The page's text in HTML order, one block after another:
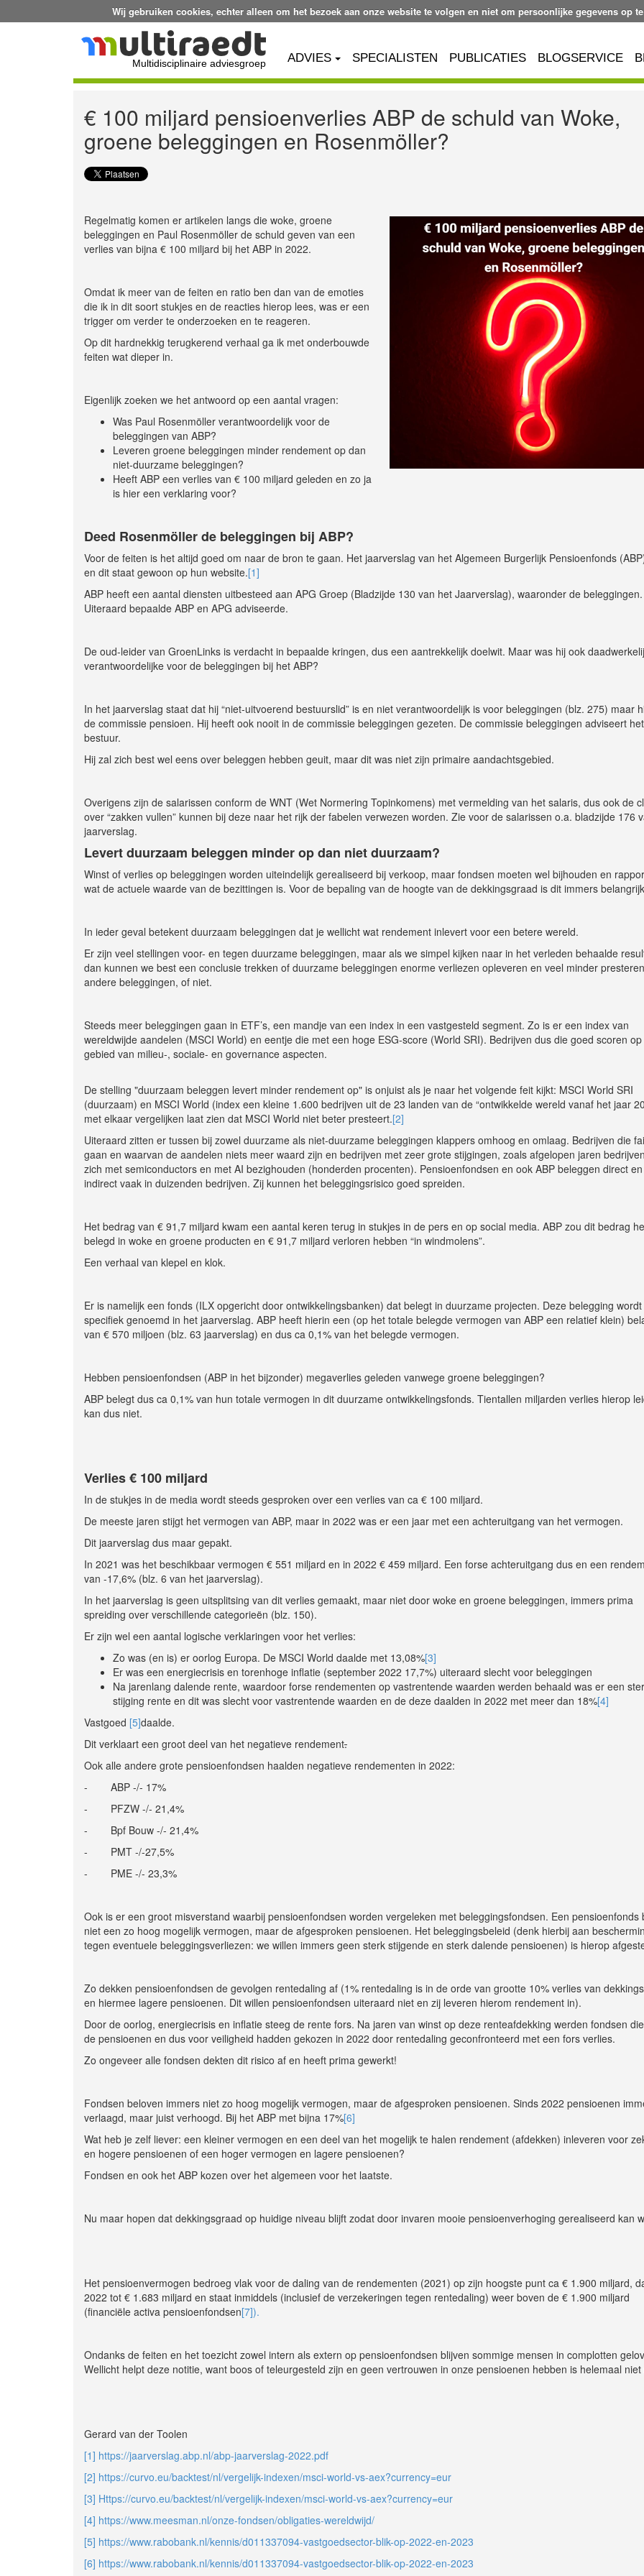
Wij gebruiken cookies, echter alleen om het bezoek aan onze website te volgen en niet om persoonlijke gegevens op
Multidisciplinaire adviesgroep ADVIES SPECIALISTEN PUBLICATIES BLOGSERVICE
€ 100 miljard pensioenverlies ABP de schuld van Woke,
groene beleggingen en Rosenmöller?
Regelmatig komen er artikelen langs die woke, groene
beleggingen en Paul Rosenmöller de schuld geven van een
verlies van bijna € 100 miljard bij het ABP in 2022.
Omdat ik meer van de feiten en ratio ben dan van de emoties
die ik in dit soort stukjes en de reacties hierop lees, was er een
trigger om verder te onderzoeken en te reageren.
Op dit hardnekkig terugkerend verhaal ga ik met onderbouwde
feiten wat dieper in.
Eigenlijk zoeken we het antwoord op een aantal vragen:
Was Paul Rosenmöller verantwoordelijk voor de
beleggingen van ABP?
Leveren groene beleggingen minder rendement op dan
niet-duurzame beleggingen?
Heeft ABP een verlies van € 100 miljard geleden en zo ja
is hier een verklaring voor?
Deed Rosenmöller de beleggingen bij ABP?
Voor de feiten is het altijd goed om naar de bron te gaan. Het jaarverslag van het Algemeen Burgerlijk Pensioenfonds
en dit staat gewoon op hun website.[1]
ABP heeft een aantal diensten uitbesteed aan APG Groep (Bladzijde 130 van het Jaarverslag), waaronder de beleggingen.
Uiteraard bepaalde ABP en APG adviseerde.
De oud-leider van GroenLinks is verdacht in bepaalde kringen, dus een aantrekkelijk doelwit. Maar was hij ook
verantwoordelijke voor de beleggingen bij het ABP?
In het jaarverslag staat dat hij “niet-uitvoerend bestuurslid” is en niet verantwoordelijk is voor beleggingen (blz. 275) maar
de commissie pensioen. Hij heeft ook nooit in de commissie beleggingen gezeten. De commissie beleggingen adviseert het
bestuur.
Hij zal zich best wel eens over beleggen hebben geuit, maar dit was niet zijn primaire aandachtsgebied.
Overigens zijn de salarissen conform de WNT (Wet Normering Topinkomens) met vermelding van het salaris, dus ook de
over “zakken vullen” kunnen bij deze naar het rijk der fabelen verwezen worden. Zie voor de salarissen o.a. bladzijde 176
jaarverslag.
Levert duurzaam beleggen minder op dan niet duurzaam?
Winst of verlies op beleggingen worden uiteindelijk gerealiseerd bij verkoop, maar fondsen moeten wel bijhouden en
wat de actuele waarde van de bezittingen is. Voor de bepaling van de hoogte van de dekkingsgraad is dit immers
In ieder geval betekent duurzaam beleggingen dat je wellicht wat rendement inlevert voor een betere wereld.
Er zijn veel stellingen voor- en tegen duurzame beleggingen, maar als we simpel kijken naar in het verleden behaalde
dan kunnen we best een conclusie trekken of duurzame beleggingen enorme verliezen opleveren en veel minder
andere beleggingen, of niet.
Steeds meer beleggingen gaan in ETF’s, een mandje van een index in een vastgesteld segment. Zo is er een index van
wereldwijde aandelen (MSCI World) en eentje die met een hoge ESG-score (World SRI). Bedrijven dus die goed scoren
gebied van milieu-, sociale- en governance aspecten.
De stelling "duurzaam beleggen levert minder rendement op" is onjuist als je naar het volgende feit kijkt: MSCI World SRI
(duurzaam) en MSCI World (index een kleine 1.600 bedrijven uit de 23 landen van de “ontwikkelde wereld vanaf het jaar
met elkaar vergelijken laat zien dat MSCI World niet beter presteert.[2]
Uiteraard zitten er tussen bij zowel duurzame als niet-duurzame beleggingen klappers omhoog en omlaag. Bedrijven die
gaan en waarvan de aandelen niets meer waard zijn en bedrijven met zeer grote stijgingen, zoals afgelopen jaren
zich met semiconductors en met AI bezighouden (honderden procenten). Pensioenfondsen en ook ABP beleggen direct en
indirect vaak in duizenden bedrijven. Zij kunnen het beleggingsrisico goed spreiden.
Het bedrag van € 91,7 miljard kwam een aantal keren terug in stukjes in de pers en op social media. ABP zou dit bedrag
belegd in woke en groene producten en € 91,7 miljard verloren hebben “in windmolens”.
Een verhaal van klepel en klok.
Er is namelijk een fonds (ILX opgericht door ontwikkelingsbanken) dat belegt in duurzame projecten. Deze belegging wordt
specifiek genoemd in het jaarverslag. ABP heeft hierin een (op het totale belegde vermogen van ABP een relatief klein)
van € 570 miljoen (blz. 63 jaarverslag) en dus ca 0,1% van het belegde vermogen.
Hebben pensioenfondsen (ABP in het bijzonder) megaverlies geleden vanwege groene beleggingen?
ABP belegt dus ca 0,1% van hun totale vermogen in dit duurzame ontwikkelingsfonds. Tientallen miljarden verlies hierop
kan dus niet.
Verlies € 100 miljard
In de stukjes in de media wordt steeds gesproken over een verlies van ca € 100 miljard.
De meeste jaren stijgt het vermogen van ABP, maar in 2022 was er een jaar met een achteruitgang van het vermogen.
Dit jaarverslag dus maar gepakt.
In 2021 was het beschikbaar vermogen € 551 miljard en in 2022 € 459 miljard. Een forse achteruitgang dus en een
van -17,6% (blz. 6 van het jaarverslag).
In het jaarverslag is geen uitsplitsing van dit verlies gemaakt, maar niet door woke en groene beleggingen, immers prima
spreiding over verschillende categorieën (blz. 150).
Er zijn wel een aantal logische verklaringen voor het verlies:
Zo was (en is) er oorlog Europa. De MSCI World daalde met 13,08%[3]
Er was een energiecrisis en torenhoge inflatie (september 2022 17,7%) uiteraard slecht voor beleggingen
Na jarenlang dalende rente, waardoor forse rendementen op vastrentende waarden werden behaald was er een
stijging rente en dit was slecht voor vastrentende waarden en de deze daalden in 2022 met meer dan 18%[4]
Vastgoed [5]daalde.
Dit verklaart een groot deel van het negatieve rendement.
Ook alle andere grote pensioenfondsen haalden negatieve rendementen in 2022:
- ABP -/- 17%
- PFZW -/- 21,4%
- Bpf Bouw -/- 21,4%
- PMT -/-27,5%
- PME -/- 23,3%
Ook is er een groot misverstand waarbij pensioenfondsen worden vergeleken met beleggingsfondsen. Een pensioenfonds
niet een zo hoog mogelijk vermogen, maar de afgesproken pensioenen. Het beleggingsbeleid (denk hierbij aan
tegen eventuele beleggingsverliezen: we willen immers geen sterk stijgende en sterk dalende pensioenen) is hierop
Zo dekken pensioenfondsen de gevolgen rentedaling af (1% rentedaling is in de orde van grootte 10% verlies van
en hiermee lagere pensioenen. Dit willen pensioenfondsen uiteraard niet en zij leveren hierom rendement in).
Door de oorlog, energiecrisis en inflatie steeg de rente fors. Na jaren van winst op deze renteafdekking werden fondsen
de pensioenen en dus voor veiligheid hadden gekozen in 2022 door rentedaling geconfronteerd met een fors verlies.
Zo ongeveer alle fondsen dekten dit risico af en heeft prima gewerkt!
Fondsen beloven immers niet zo hoog mogelijk vermogen, maar de afgesproken pensioenen. Sinds 2022 pensioenen
verlaagd, maar juist verhoogd. Bij het ABP met bijna 17%[6]
Wat heb je zelf liever: een kleiner vermogen en een deel van het mogelijk te halen rendement (afdekken) inleveren voor
en hogere pensioenen of een hoger vermogen en lagere pensioenen?
Fondsen en ook het ABP kozen over het algemeen voor het laatste.
Nu maar hopen dat dekkingsgraad op huidige niveau blijft zodat door invaren mooie pensioenverhoging gerealiseerd kan
Het pensioenvermogen bedroeg vlak voor de daling van de rendementen (2021) op zijn hoogste punt ca € 1.900 miljard,
2022 tot € 1.683 miljard en staat inmiddels (inclusief de verzekeringen tegen rentedaling) weer boven de € 1.900 miljard
(financiële activa pensioenfondsen[7]).
Ondanks de feiten en het toezicht zowel intern als extern op pensioenfondsen blijven sommige mensen in complotten
Wellicht helpt deze notitie, want boos of teleurgesteld zijn en geen vertrouwen in onze pensioenen hebben is helemaal niet
Gerard van der Toolen
[1] https://jaarverslag.abp.nl/abp-jaarverslag-2022.pdf
[2] https://curvo.eu/backtest/nl/vergelijk-indexen/msci-world-vs-aex?currency=eur
[3] Https://curvo.eu/backtest/nl/vergelijk-indexen/msci-world-vs-aex?currency=eur
[4] https://www.meesman.nl/onze-fondsen/obligaties-wereldwijd/
[5] https://www.rabobank.nl/kennis/d011337094-vastgoedsector-blik-op-2022-en-2023
[6] https://www.rabobank.nl/kennis/d011337094-vastgoedsector-blik-op-2022-en-2023